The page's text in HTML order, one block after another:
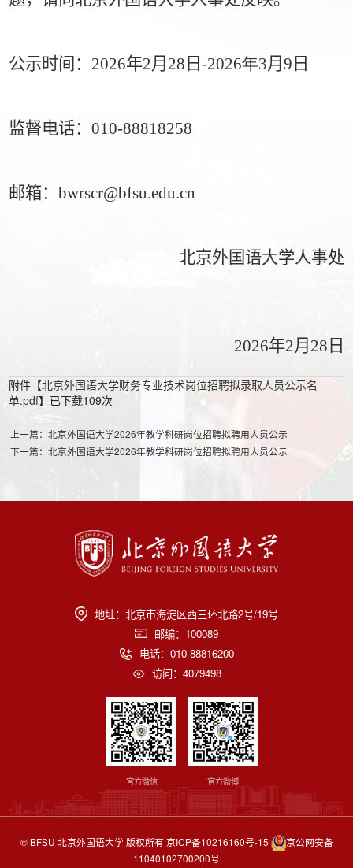
公示时间： 2026年2月 28 日-2026年3月9日
监督电话：010-88818258
邮箱：bwrscr@bfsu.edu.cn
北京外国语大学人事处
2026年2月28日
附件【北京外国语大学财务专业技术岗位招聘拟录取人员公示名
单.pdf】已下载109次
上一篇：北京外国语大学2026年教学科研岗位招聘拟聘用人员公示
下一篇：北京外国语大学2026年教学科研岗位招聘拟聘用人员公示
地址：北京市海淀区西三环北路2号/19号
邮编：100089
电话：010-88816200
访问： 4079498
官方微信 官方微博
© BFSU 北京外国语大学 版权所有 京ICP备10216160号-15
京公网安备
11040102700200号